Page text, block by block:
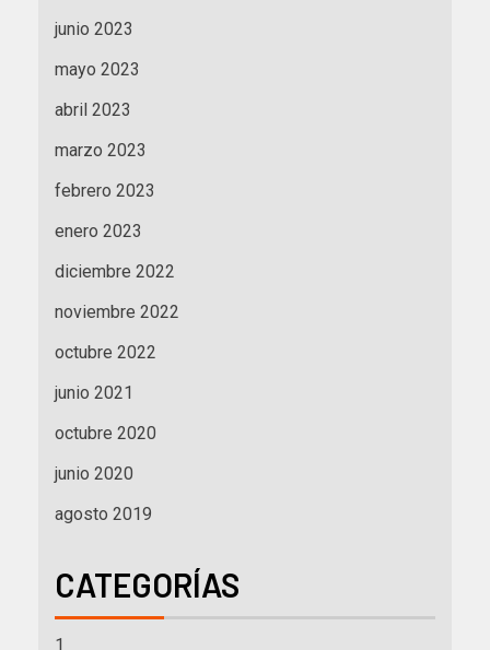
junio 2023
mayo 2023
abril 2023
marzo 2023
febrero 2023
enero 2023
diciembre 2022
noviembre 2022
octubre 2022
junio 2021
octubre 2020
junio 2020
agosto 2019
CATEGORÍAS
1